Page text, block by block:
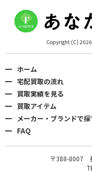
Copyright (C) 2026
ホーム
宅配買取の流れ
買取実績を見る
買取アイテム
メーカー・ブランドで探
FAQ
〒388-8007